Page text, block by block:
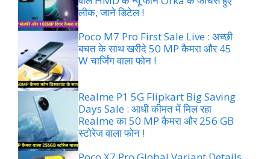
लीक, जाने डिटेल !
Poco M7 Pro First Sale Live : अच्छी
बचत के साथ खरीदे 50 MP कैमरा और 45
W चार्जिंग वाला फोन !
Realme P1 5G Flipkart Big Saving
Days Sale : आधी कीमत में मिल रहा
Realme का 50 MP कैमरा और 256 GB
स्टोरेज वाला फोन !